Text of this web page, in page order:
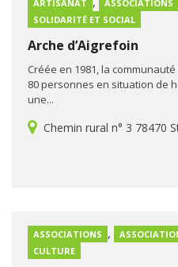
ARTISANAT ASSOCIATIONS
SOLIDARITÉ ET SOCIAL
Arche d’Aigrefoin
Créée en 1981, la communauté
80 personnes en situation de
une...
Chemin rural n° 3 78470
ASSOCIATIONS ,
CULTURE